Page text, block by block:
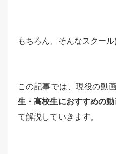
もちろん、そんなスクール
この記事では、現役の動
生・高校生におすすめの
て解説していきます。